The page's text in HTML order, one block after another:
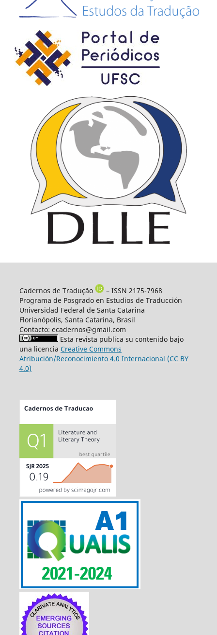
Cadernos de Tradução
– ISSN 2175-7968
Programa de Posgrado en Estudios de Traducción
Universidad Federal de Santa Catarina
Florianópolis, Santa Catarina, Brasil
Contacto: ecadernos@gmail.com
Esta revista publica su contenido bajo
una licencia Creative Commons
Atribución/Reconocimiento 4.0 Internacional (CC BY
4.0)